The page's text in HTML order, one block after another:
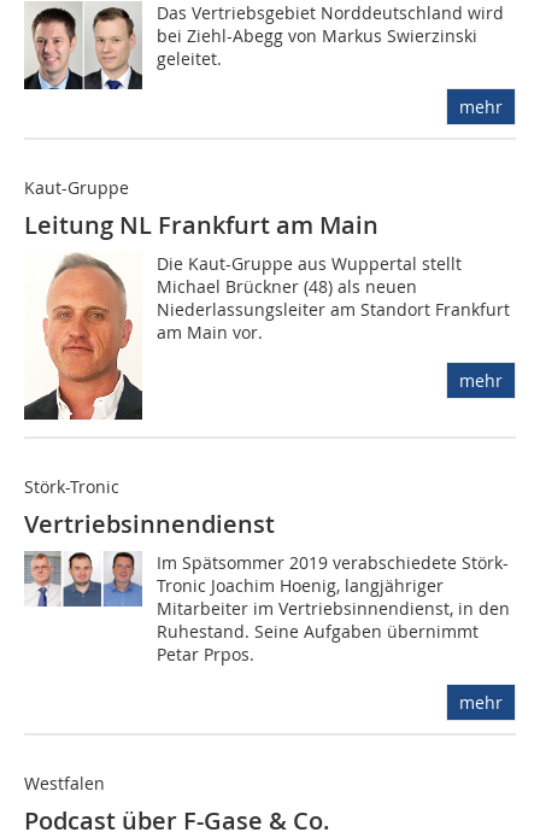
Das Vertriebsgebiet Norddeutschland wird
bei Ziehl-Abegg von Markus Swierzinski
geleitet.
mehr
Kaut-Gruppe
Leitung NL Frankfurt am Main
Die Kaut-Gruppe aus Wuppertal stellt
Michael Brückner (48) als neuen
Niederlassungsleiter am Standort Frankfurt
am Main vor.
mehr
Störk-Tronic
Vertriebsinnendienst
Im Spätsommer 2019 verabschiedete Störk-
Tronic Joachim Hoenig, langjähriger
Mitarbeiter im Vertriebsinnendienst, in den
Ruhestand. Seine Aufgaben übernimmt
Petar Prpos.
mehr
Westfalen
Podcast über F-Gase & Co.